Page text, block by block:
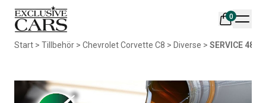
0
Din varukorg är tom
Start > Tillbehör > Chevrolet Corvette C8 > Diverse > SERVICE